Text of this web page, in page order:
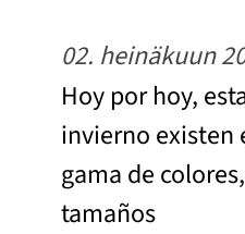
02. heinäkuun
Hoy por hoy,
invierno existen
gama de
tamaños